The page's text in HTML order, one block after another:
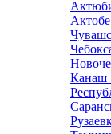
Актобе
Канаш